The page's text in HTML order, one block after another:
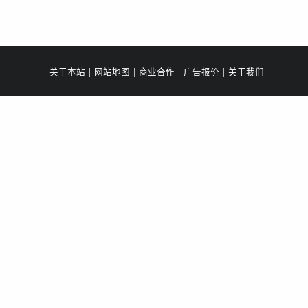
关于本站 | 网站地图 | 商业合作 | 广告报价 | 关于我们